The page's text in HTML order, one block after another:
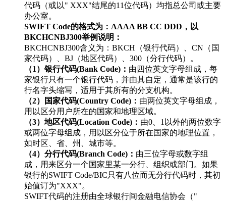
代码（或以" XXX"结尾的11位代码）均指总公司或主要
办公室。
SWIFT Code的格式为：AAAA BB CC DDD，以
BKCHCNBJ300举例说明：
BKCHCNBJ300含义为：BKCH（银行代码）、CN（国
家代码）、BJ（地区代码）、300（分行代码）。
（1）银行代码(Bank Code)： 由四位英文字母组成，每
家银行只有一个银行代码，并由其自定，通常是该行的
行名字头缩写，适用于其所有的分支机构。
（2）国家代码(Country Code)： 由两位英文字母组成，
用以区分用户所在的国家和地理区域。
（3）地区代码(Location Code)： 由0、1以外的两位数字
或两位字母组成，用以区分位于所在国家的地理位置，
如时区、省、州、城市等。
（4）分行代码(Branch Code)： 由三位字母或数字组
成，用来区分一个国家里某一分行、组织或部门。如果
银行的SWIFT Code/BIC只有八位而无分行代码时，其初
始值订为"XXX"。
SWIFT代码的注册由全球银行间金融电信协会（"